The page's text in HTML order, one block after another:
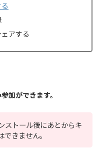
アする
加ができます。
ストール後にあとからキ
きません。